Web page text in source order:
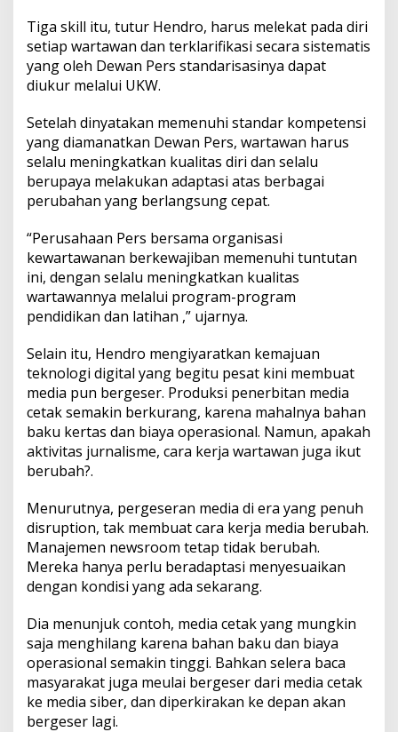
Tiga skill itu, tutur Hendro, harus melekat pada diri
setiap wartawan dan terklarifikasi secara sistematis
yang oleh Dewan Pers standarisasinya dapat
diukur melalui UKW.
Setelah dinyatakan memenuhi standar kompetensi
yang diamanatkan Dewan Pers, wartawan harus
selalu meningkatkan kualitas diri dan selalu
berupaya melakukan adaptasi atas berbagai
perubahan yang berlangsung cepat.
“Perusahaan Pers bersama organisasi
kewartawanan berkewajiban memenuhi tuntutan
ini, dengan selalu meningkatkan kualitas
wartawannya melalui program-program
pendidikan dan latihan ,” ujarnya.
Selain itu, Hendro mengiyaratkan kemajuan
teknologi digital yang begitu pesat kini membuat
media pun bergeser. Produksi penerbitan media
cetak semakin berkurang, karena mahalnya bahan
baku kertas dan biaya operasional. Namun, apakah
aktivitas jurnalisme, cara kerja wartawan juga ikut
berubah?.
Menurutnya, pergeseran media di era yang penuh
disruption, tak membuat cara kerja media berubah.
Manajemen newsroom tetap tidak berubah.
Mereka hanya perlu beradaptasi menyesuaikan
dengan kondisi yang ada sekarang.
Dia menunjuk contoh, media cetak yang mungkin
saja menghilang karena bahan baku dan biaya
operasional semakin tinggi. Bahkan selera baca
masyarakat juga meulai bergeser dari media cetak
ke media siber, dan diperkirakan ke depan akan
bergeser lagi.